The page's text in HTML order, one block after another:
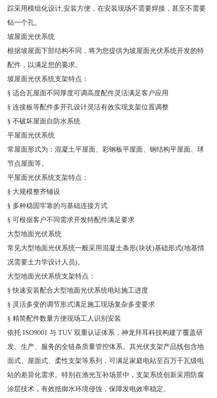
踪采用模组化设计,安装方便，在安装现场不需要焊接，甚至不需要
钻一个孔。
坡屋面光伏系统
根据坡屋面下部结构不同，将为您提供为坡屋面光伏系统开发的特
配件，以满足您的要求。
坡屋面光伏系统支架特点：
§ 适合瓦屋面不同厚度可调高度配件灵活满足客户应用
§ 连接板等配件多开孔设计灵活有效实现支架位置调整
§ 不破坏屋面自防水系统
平屋面光伏系统
常屋面形式为：混凝土平屋面、彩钢板平屋面、钢结构平屋面、球
节点屋面等。
平屋面光伏系统支架特点：
§ 大规模整齐铺设
§ 多种稳固牢靠的与基础连接方式
§ 可根据客户不同需求开发特配件满足要求
大型地面光伏系统
常见大型地面光伏系统一般采用混凝土条形(块状)基础形式(地基情
况需要土力学设计人员)。
大型地面光伏系统支架特点：
§ 快速安装配合大型地面光伏系统电站施工进度
§ 灵活多变的调节形式满足施工现场复杂多变要求
§ 精简配件数量方便现场工人识别安装
依托 ISO9001 与 TUV 双重认证体系，神龙拜耳科技构建了覆盖研
发、生产、服务的全链条质量管控体系。其光伏支架产品线包含地
面式、屋面式、柔性支架等系列，可满足家庭电站至百万千瓦级电
站的差异化需求。特别在渔光互补场景中，支架系统创新采用防腐
涂层技术，有效抵御水环境侵蚀，保障发电效率稳定。